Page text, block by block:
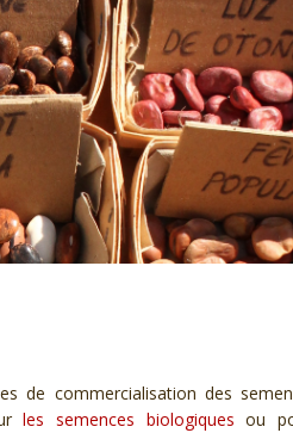
de commercialisation des
les semences biologiquesou